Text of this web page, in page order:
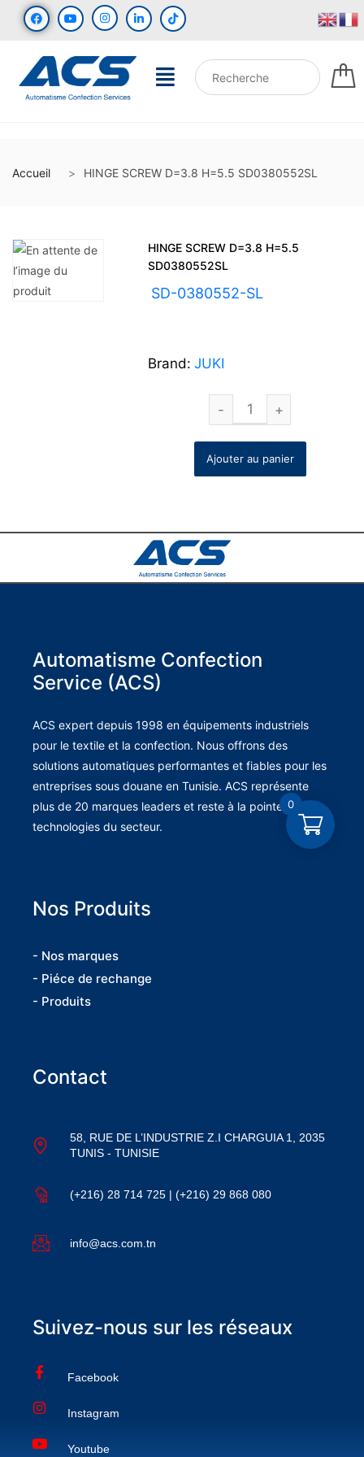
Accueil HINGE SCREW D=3.8 H=5.5 SD0380552SL
HINGE SCREW D=3.8 H=5.5
SD0380552SL
SD-0380552-SL
Brand: JUKI
Ajouter au panier
Automatisme Confection
Service (ACS)
ACS expert depuis 1998 en équipements industriels
pour le textile et la confection. Nous offrons des
solutions automatiques performantes et fiables pour les
entreprises sous douane en Tunisie. ACS représente
plus de 20 marques leaders et reste à la pointe des
technologies du secteur.
Nos Produits
- Nos marques
- Piéce de rechange
- Produits
Contact
58, RUE DE L’INDUSTRIE Z.I CHARGUIA 1, 2035
TUNIS - TUNISIE
(+216) 28 714 725 | (+216) 29 868 080
info@acs.com.tn
Suivez-nous sur les réseaux
Facebook
Instagram
Youtube
0